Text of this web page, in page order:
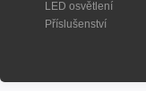
LED osvětlení
Příslušenství